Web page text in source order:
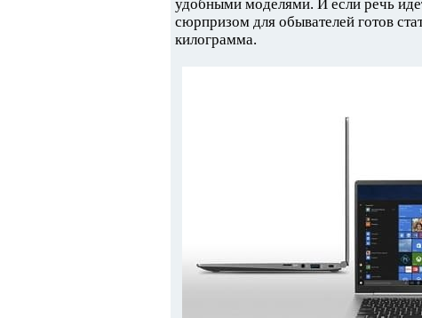
удобными моделями. И если речь
сюрпризом для обывателей готов
килограмма.